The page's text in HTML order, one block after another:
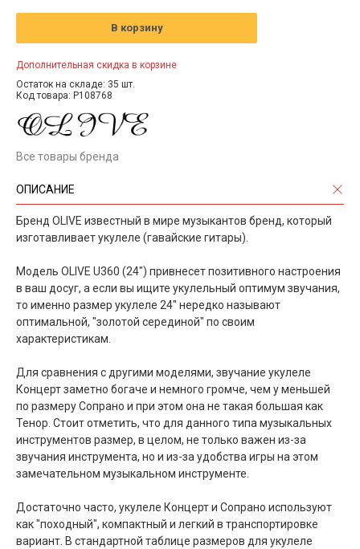
В корзину
Дополнительная скидка в корзине
Остаток на складе: 35 шт.
Код товара: P108768
Все товары бренда
ОПИСАНИЕ
Бренд OLIVE известный в мире музыкантов бренд, который
изготавливает укулеле (гавайские гитары).
Модель OLIVE U360 (24") привнесет позитивного настроения
в ваш досуг, а если вы ищите укулельный оптимум звучания,
то именно размер укулеле 24" нередко называют
оптимальной, "золотой серединой" по своим
характеристикам.
Для сравнения с другими моделями, звучание укулеле
Концерт заметно богаче и немного громче, чем у меньшей
по размеру Сопрано и при этом она не такая большая как
Тенор. Стоит отметить, что для данного типа музыкальных
инструментов размер, в целом, не только важен из-за
звучания инструмента, но и из-за удобства игры на этом
замечательном музыкальном инструменте.
Достаточно часто, укулеле Концерт и Сопрано используют
как "походный", компактный и легкий в транспортировке
вариант. В стандартной таблице размеров для укулеле